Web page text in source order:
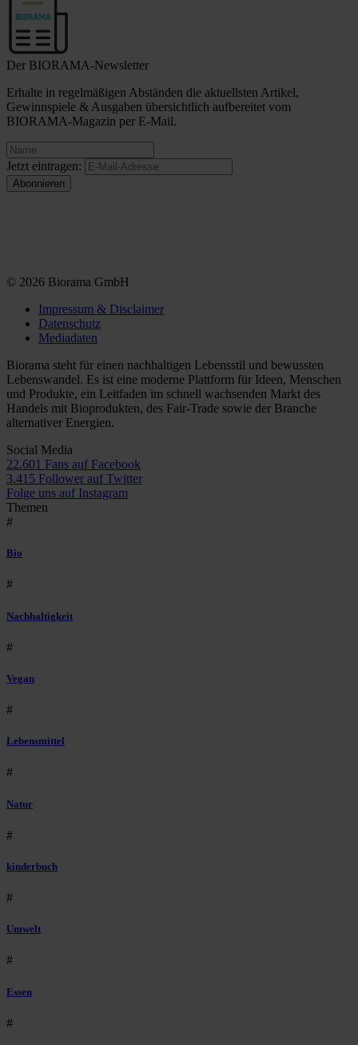
Der BIORAMA-Newsletter
Erhalte in regelmäßigen Abständen die aktuellsten Artikel,
Gewinnspiele & Ausgaben übersichtlich aufbereitet vom
BIORAMA-Magazin per E-Mail.
Jetzt eintragen:
© 2026 Biorama GmbH
Impressum & Disclaimer
Datenschutz
Mediadaten
Biorama steht für einen nachhaltigen Lebensstil und bewussten
Lebenswandel. Es ist eine moderne Plattform für Ideen, Menschen
und Produkte, ein Leitfaden im schnell wachsenden Markt des
Handels mit Bioprodukten, des Fair-Trade sowie der Branche
alternativer Energien.
Social Media
22.601 Fans auf Facebook
3.415 Follower auf Twitter
Folge uns auf Instagram
Themen
#
Bio
#
Nachhaltigkeit
#
Vegan
#
Lebensmittel
#
Natur
#
kinderbuch
#
Umwelt
#
Essen
#